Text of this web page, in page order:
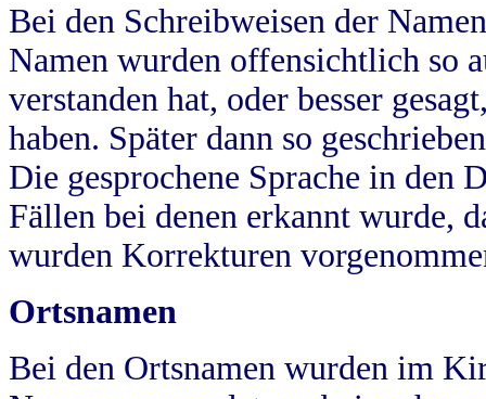
Bei den Schreibweisen der
Namen wurden offensichtlich so
verstanden hat, oder besser
haben. Später dann so
Die gesprochene Sprache in
Fällen bei denen erkannt wurde,
wurden Korrekturen
Ortsnamen
Bei den Ortsnamen wurden im